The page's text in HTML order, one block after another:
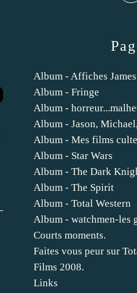
Album - Affiches
Album - Fringe
Album -
Album - Jason,
Album - Mes films
Album - Star Wars
Album - The Dark
Album - The Spirit
Album - Total Western
Album - watchmen-les
Courts moments.
Faites vous peur sur
Films 2008.
Links